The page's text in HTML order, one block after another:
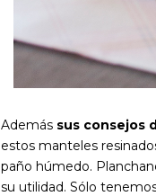
Además sus consejos
estos manteles
paño húmedo.
su utilidad. Sólo